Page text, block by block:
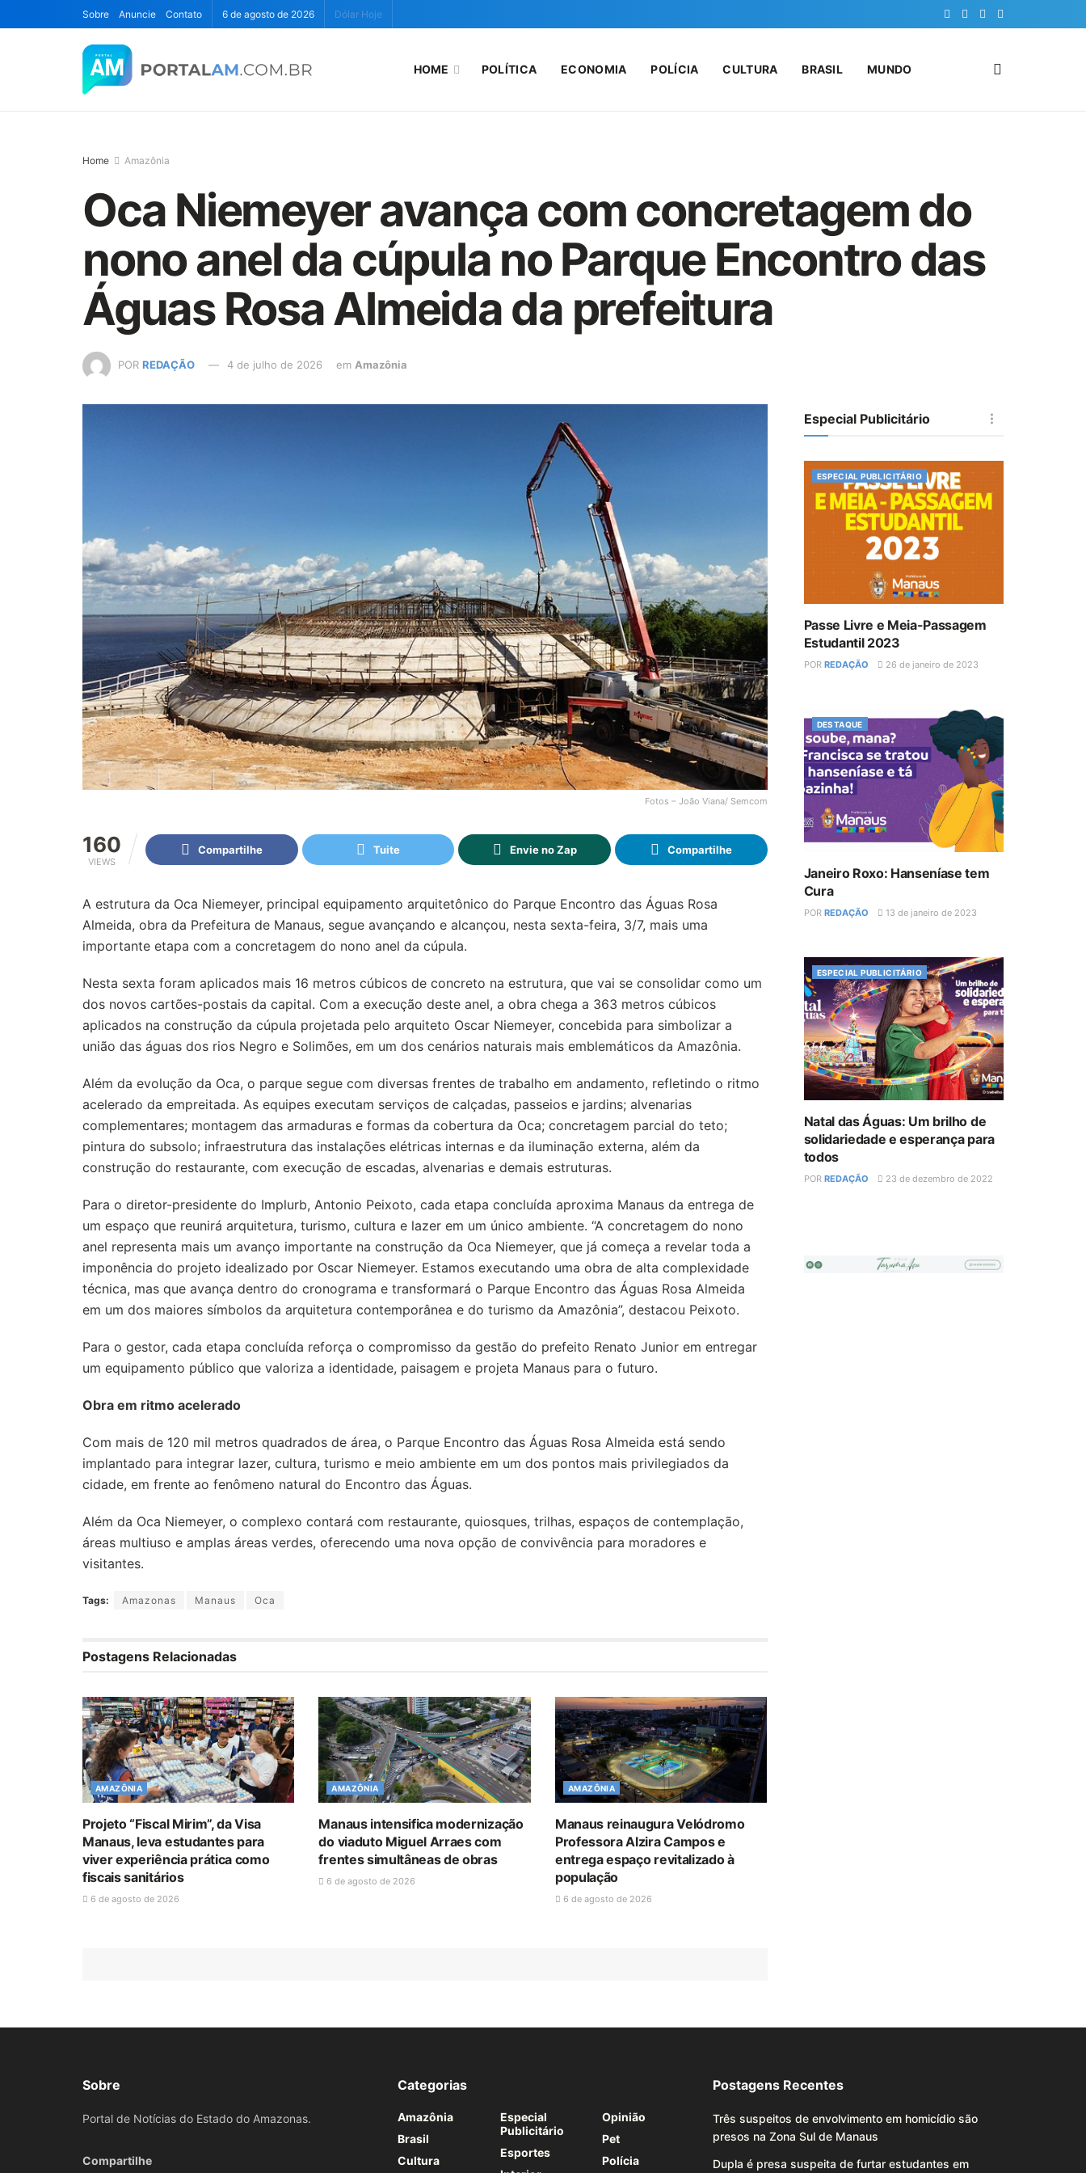
Sobre Anuncie Contato 6 de agosto de 2026 Dólar Hoje
HOME POLÍTICA ECONOMIA POLÍCIA CULTURA BRASIL MUNDO
Home Amazônia
Oca Niemeyer avança com concretagem do
nono anel da cúpula no Parque Encontro das
Águas Rosa Almeida da prefeitura
POR REDAÇÃO 4 de julho de 2026 em Amazônia
Fotos – João Viana/ Semcom
160
VIEWS
Compartilhe Tuite Envie no Zap Compartilhe
A estrutura da Oca Niemeyer, principal equipamento arquitetônico do Parque Encontro das Águas Rosa
Almeida, obra da Prefeitura de Manaus, segue avançando e alcançou, nesta sexta-feira, 3/7, mais uma
importante etapa com a concretagem do nono anel da cúpula.
Nesta sexta foram aplicados mais 16 metros cúbicos de concreto na estrutura, que vai se consolidar como um
dos novos cartões-postais da capital. Com a execução deste anel, a obra chega a 363 metros cúbicos
aplicados na construção da cúpula projetada pelo arquiteto Oscar Niemeyer, concebida para simbolizar a
união das águas dos rios Negro e Solimões, em um dos cenários naturais mais emblemáticos da Amazônia.
Além da evolução da Oca, o parque segue com diversas frentes de trabalho em andamento, refletindo o ritmo
acelerado da empreitada. As equipes executam serviços de calçadas, passeios e jardins; alvenarias
complementares; montagem das armaduras e formas da cobertura da Oca; concretagem parcial do teto;
pintura do subsolo; infraestrutura das instalações elétricas internas e da iluminação externa, além da
construção do restaurante, com execução de escadas, alvenarias e demais estruturas.
Para o diretor-presidente do Implurb, Antonio Peixoto, cada etapa concluída aproxima Manaus da entrega de
um espaço que reunirá arquitetura, turismo, cultura e lazer em um único ambiente. “A concretagem do nono
anel representa mais um avanço importante na construção da Oca Niemeyer, que já começa a revelar toda a
imponência do projeto idealizado por Oscar Niemeyer. Estamos executando uma obra de alta complexidade
técnica, mas que avança dentro do cronograma e transformará o Parque Encontro das Águas Rosa Almeida
em um dos maiores símbolos da arquitetura contemporânea e do turismo da Amazônia”, destacou Peixoto.
Para o gestor, cada etapa concluída reforça o compromisso da gestão do prefeito Renato Junior em entregar
um equipamento público que valoriza a identidade, paisagem e projeta Manaus para o futuro.
Obra em ritmo acelerado
Com mais de 120 mil metros quadrados de área, o Parque Encontro das Águas Rosa Almeida está sendo
implantado para integrar lazer, cultura, turismo e meio ambiente em um dos pontos mais privilegiados da
cidade, em frente ao fenômeno natural do Encontro das Águas.
Além da Oca Niemeyer, o complexo contará com restaurante, quiosques, trilhas, espaços de contemplação,
áreas multiuso e amplas áreas verdes, oferecendo uma nova opção de convivência para moradores e
visitantes.
Tags: Amazonas Manaus Oca
Postagens Relacionadas
AMAZÔNIA
Projeto “Fiscal Mirim”, da Visa
Manaus, leva estudantes para
viver experiência prática como
fiscais sanitários
6 de agosto de 2026
AMAZÔNIA
Manaus intensifica modernização
do viaduto Miguel Arraes com
frentes simultâneas de obras
6 de agosto de 2026
AMAZÔNIA
Manaus reinaugura Velódromo
Professora Alzira Campos e
entrega espaço revitalizado à
população
6 de agosto de 2026
Especial Publicitário
ESPECIAL PUBLICITÁRIO
Passe Livre e Meia-Passagem
Estudantil 2023
POR REDAÇÃO 26 de janeiro de 2023
DESTAQUE
Janeiro Roxo: Hanseníase tem
Cura
POR REDAÇÃO 13 de janeiro de 2023
ESPECIAL PUBLICITÁRIO
Natal das Águas: Um brilho de
solidariedade e esperança para
todos
POR REDAÇÃO 23 de dezembro de 2022
Sobre
Portal de Notícias do Estado do Amazonas.
Compartilhe
Categorias
Amazônia
Brasil
Cultura
Especial
Publicitário
Esportes
Opinião
Pet
Polícia
Postagens Recentes
Três suspeitos de envolvimento em homicídio são
presos na Zona Sul de Manaus
Dupla é presa suspeita de furtar estudantes em